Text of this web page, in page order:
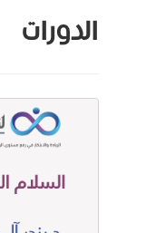
الدورات